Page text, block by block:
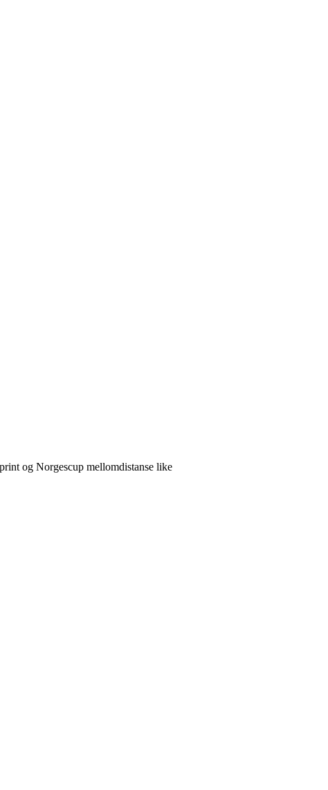
og Norgescup mellomdistanse like